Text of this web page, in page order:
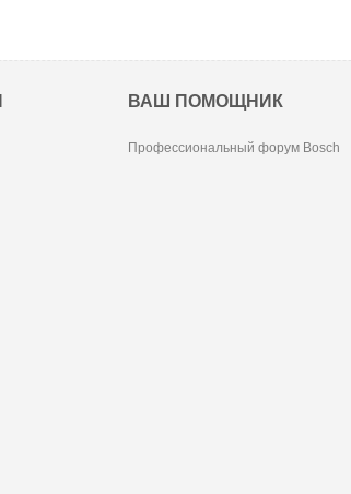
ВАШ ПОМОЩНИК
Профессиональный форум Bosch